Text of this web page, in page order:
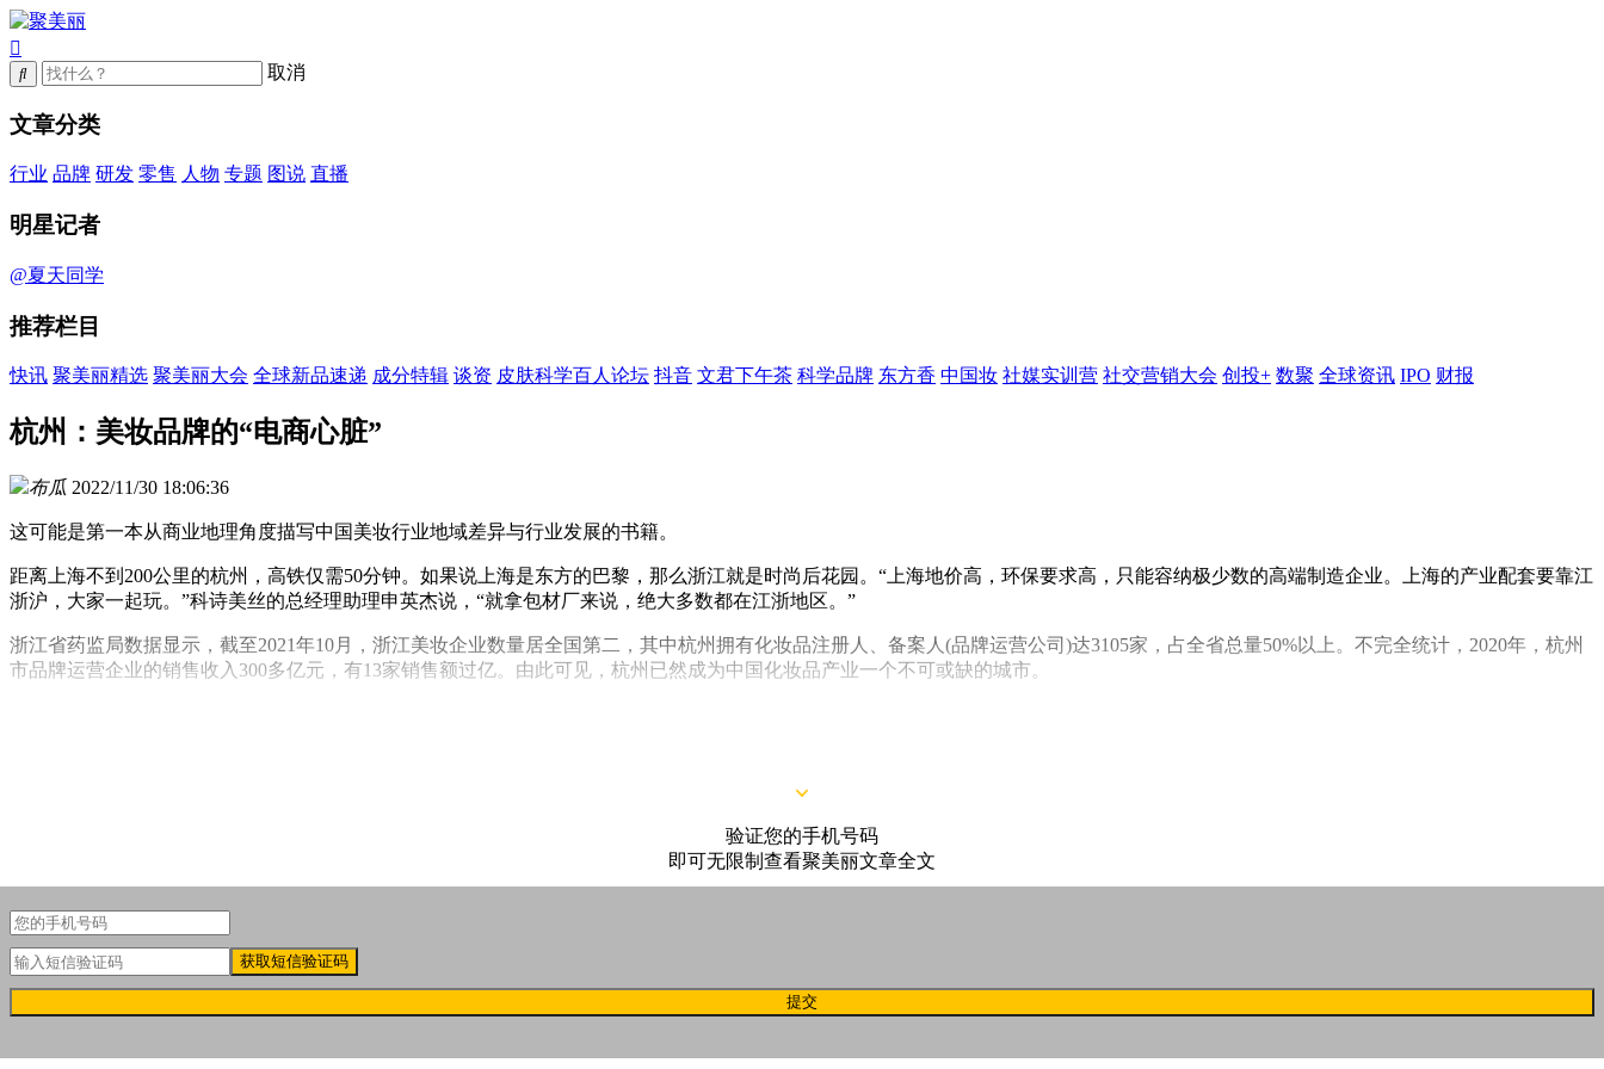
取消
文章分类
行业 品牌 研发 零售 人物 专题 图说 直播
明星记者
@夏天同学
推荐栏目
快讯 聚美丽精选 聚美丽大会 全球新品速递 成分特辑 谈资 皮肤科学百人论坛 抖音 文君下午茶 科学品牌 东方香 中国妆 社媒实训营 社交营销大会 创投+ 数聚 全球资讯 IPO 财报
杭州：美妆品牌的“电商心脏”
布瓜 2022/11/30 18:06:36
这可能是第一本从商业地理角度描写中国美妆行业地域差异与行业发展的书籍。
距离上海不到200公里的杭州，高铁仅需50分钟。如果说上海是东方的巴黎，那么浙江就是时尚后花园。“上海地价高，环保要求高，只能容纳极少数的高端制造企业。上海的产业配套要靠江
浙沪，大家一起玩。”科诗美丝的总经理助理申英杰说，“就拿包材厂来说，绝大多数都在江浙地区。”
浙江省药监局数据显示，截至2021年10月，浙江美妆企业数量居全国第二，其中杭州拥有化妆品注册人、备案人(品牌运营公司)达3105家，占全省总量50%以上。不完全统计，2020年，杭州
市品牌运营企业的销售收入300多亿元，有13家销售额过亿。由此可见，杭州已然成为中国化妆品产业一个不可或缺的城市。
验证您的手机号码
即可无限制查看聚美丽文章全文
获取短信验证码
提交